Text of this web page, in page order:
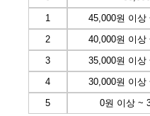
1
45,000원 이상
2
40,000원 이상
3
35,000원 이상
4
30,000원 이상
5
0원 이상 ~